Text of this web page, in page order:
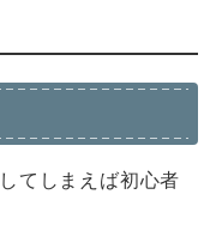
てしまえば初心者